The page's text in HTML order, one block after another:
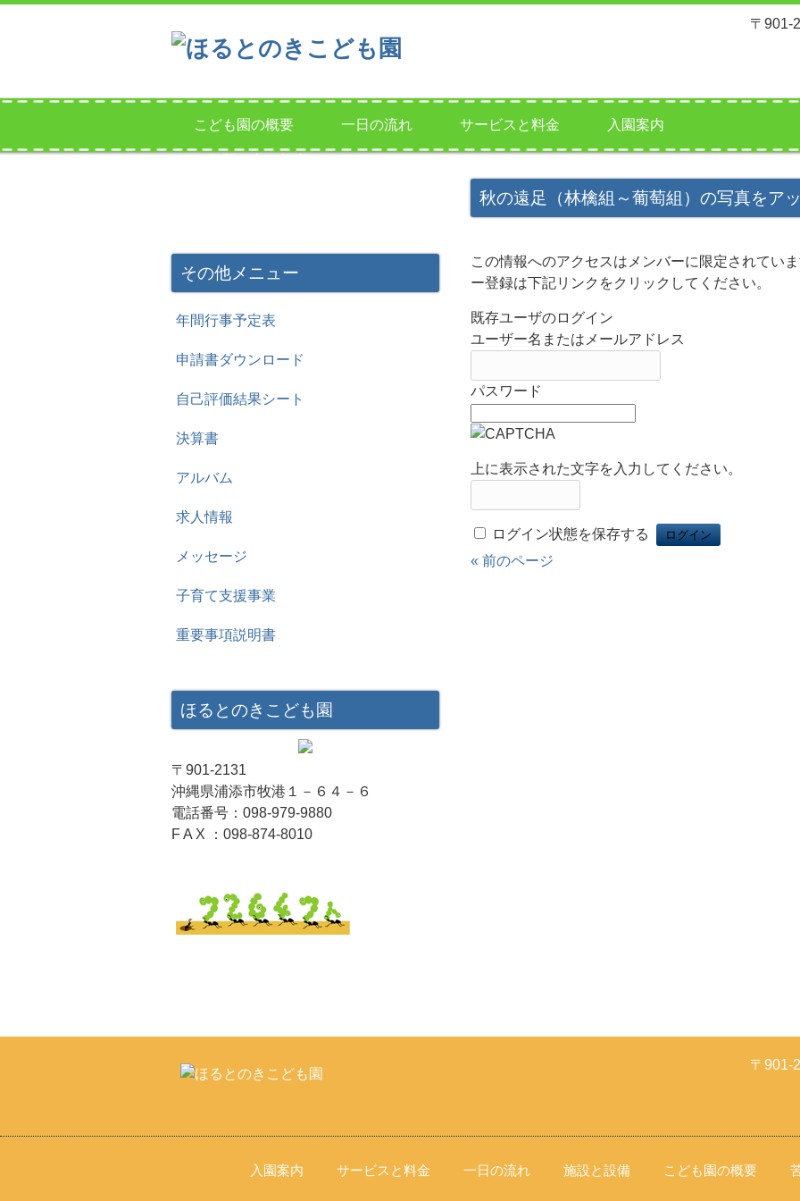
〒901-
こども園の概要 一日の流れ サービスと料金 入園案内
秋の遠足（林檎組～葡萄組）の写真をア
この情報へのアクセスはメンバーに限定されてい
ー登録は下記リンクをクリックしてください。
既存ユーザのログイン
ユーザー名またはメールアドレス
パスワード
上に表示された文字を入力してください。
ログイン状態を保存する
« 前のページ
その他メニュー
年間行事予定表
申請書ダウンロード
自己評価結果シート
決算書
アルバム
求人情報
メッセージ
子育て支援事業
重要事項説明書
ほるとのきこども園
〒901-2131
沖縄県浦添市牧港１－６４－６
電話番号：098-979-9880
F A X ：098-874-8010
〒901-
入園案内 サービスと料金 一日の流れ 施設と設備 こども園の概要